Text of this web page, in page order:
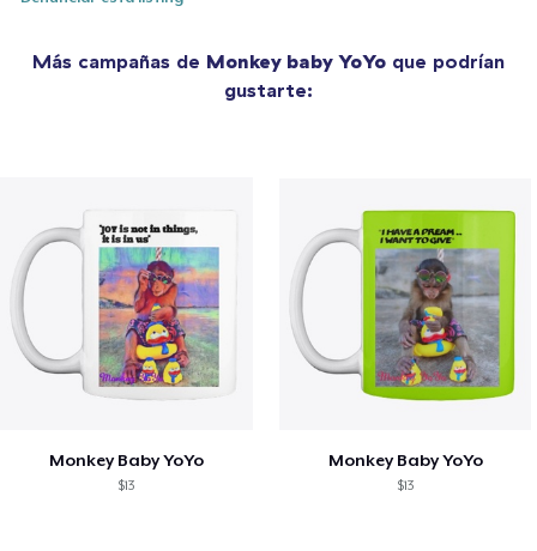
Más campañas de Monkey baby YoYo que podrían
gustarte:
Monkey Baby YoYo
$13
Monkey Baby YoYo
$13